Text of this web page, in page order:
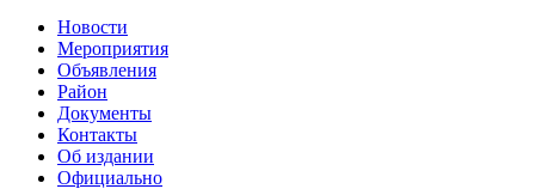
Новости
Мероприятия
Объявления
Район
Документы
Контакты
Об издании
Официально